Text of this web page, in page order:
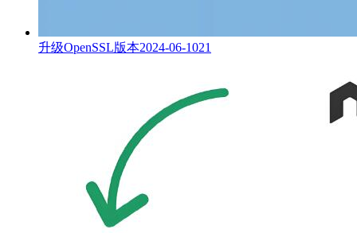
升级OpenSSL版本2024-06-1021